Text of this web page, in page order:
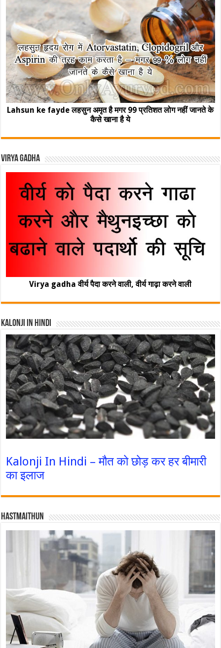
Lahsun ke fayde लहसुन अमृत है मगर 99 प्रतिशत लोग नहीं जानते के
कैसे खाना है ये
Virya Gadha
Virya gadha वीर्य पैदा करने वाली, वीर्य गाढ़ा करने वाली
Kalonji In Hindi
Kalonji In Hindi – मौत को छोड़ कर हर बीमारी
का इलाज
Hastmaithun